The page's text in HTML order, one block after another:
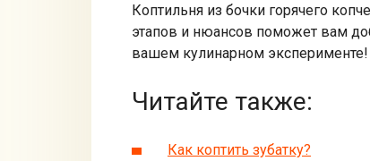
Коптильня из бочки горячего
этапов и нюансов поможет вам
вашем кулинарном эксперименте!
Читайте также:
Как коптить зубатку?